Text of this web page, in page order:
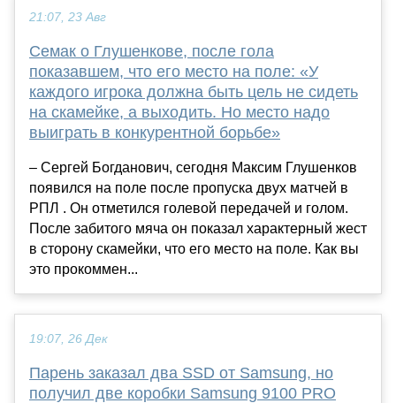
21:07, 23 Авг
Семак о Глушенкове, после гола
показавшем, что его место на поле: «У
каждого игрока должна быть цель не сидеть
на скамейке, а выходить. Но место надо
выиграть в конкурентной борьбе»
– Сергей Богданович, сегодня Максим Глушенков
появился на поле после пропуска двух матчей в
РПЛ . Он отметился голевой передачей и голом.
После забитого мяча он показал характерный жест
в сторону скамейки, что его место на поле. Как вы
это прокоммен...
19:07, 26 Дек
Парень заказал два SSD от Samsung, но
получил две коробки Samsung 9100 PRO